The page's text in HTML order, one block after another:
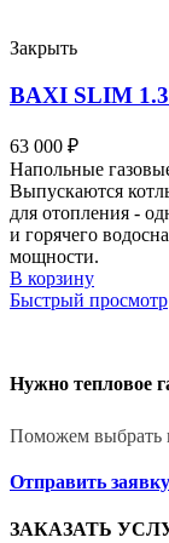
Закрыть
BAXI SLIM
63 000 ₽
Напольные
Выпускаются
для отопления -
и горячего
мощности.
В корзину
Быстрый просмотр
Нужно тепловое
Поможем выбрать
Отправить заявку
ЗАКАЗАТЬ